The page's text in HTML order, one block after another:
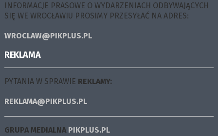
INFORMACJE PRASOWE O WYDARZENIACH ODBYWAJĄCYCH
SIĘ WE WROCŁAWIU PROSIMY PRZESYŁAĆ NA ADRES:
WROCLAW@PIKPLUS.PL
REKLAMA
PYTANIA W SPRAWIE REKLAMY:
REKLAMA@PIKPLUS.PL
GRUPA MEDIALNA PIKPLUS.PL